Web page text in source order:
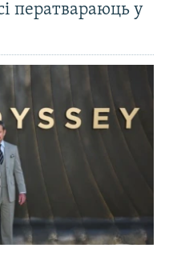
ператвараюць у